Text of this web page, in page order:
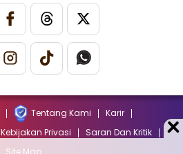
Tentang Kami
Karir
Kebijakan Privasi
Saran Dan Kritik